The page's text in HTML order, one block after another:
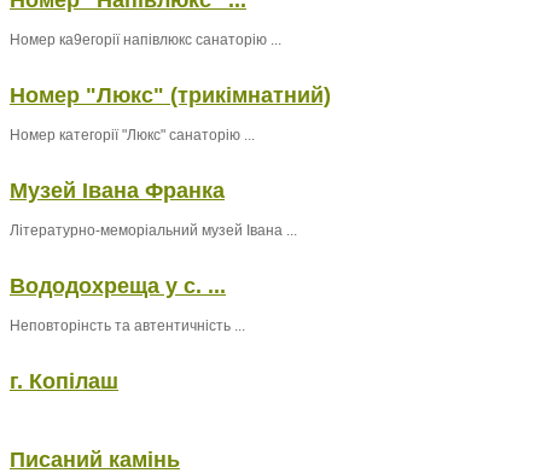
Номер ка9егорії напівлюкс санаторію ...
Номер "Люкс" (трикімнатний)
Номер категорії "Люкс" санаторію ...
Музей Івана Франка
Літературно-меморіальний музей Івана ...
Вододохреща у с. ...
Неповторінсть та автентичність ...
г. Копілаш
Писаний камінь